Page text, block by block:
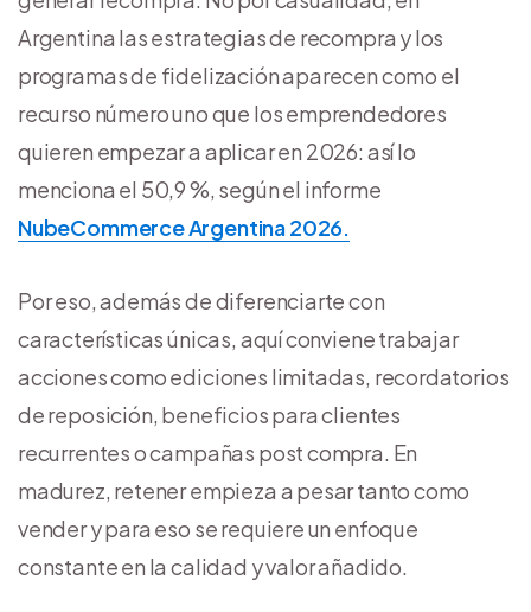
Argentina las estrategias de recompra y los
programas de fidelización aparecen como el
recurso número uno que los emprendedores
quieren empezar a aplicar en 2026: así lo
menciona el 50,9 %, según el informe
NubeCommerce Argentina 2026.
Por eso, además de diferenciarte con
características únicas, aquí conviene trabajar
acciones como ediciones limitadas, recordatorios
de reposición, beneficios para clientes
recurrentes o campañas post compra. En
madurez, retener empieza a pesar tanto como
vender y para eso se requiere un enfoque
constante en la calidad y valor añadido.